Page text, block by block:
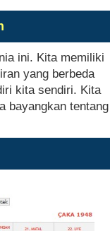
ini. Kita memiliki
yang berbeda
kita sendiri. Kita
bayangkan tentang